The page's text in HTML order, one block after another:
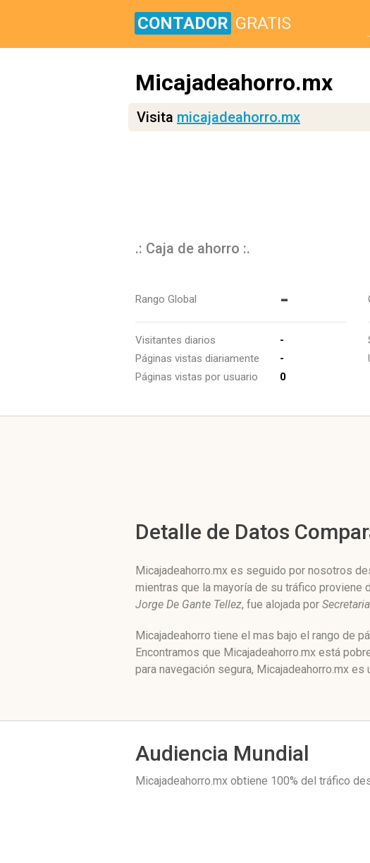
CONTADOR GRATIS
Micajadeahorro.mx
Visita micajadeahorro.mx
.: Caja de ahorro :.
Rango Global -
Visitantes diarios
-
Páginas vistas diariamente
-
Páginas vistas por usuario
0
Detalle de Datos
Micajadeahorro.mx es seguido por nosotros
mientras que la mayoría de su tráfico
Jorge De Gante Tellez, fue alojada por
Micajadeahorro tiene el mas bajo el rango de
Encontramos que Micajadeahorro.mx está
para navegación segura, Micajadeahorro.mx
Audiencia Mundial
Micajadeahorro.mx obtiene 100% del tráfico